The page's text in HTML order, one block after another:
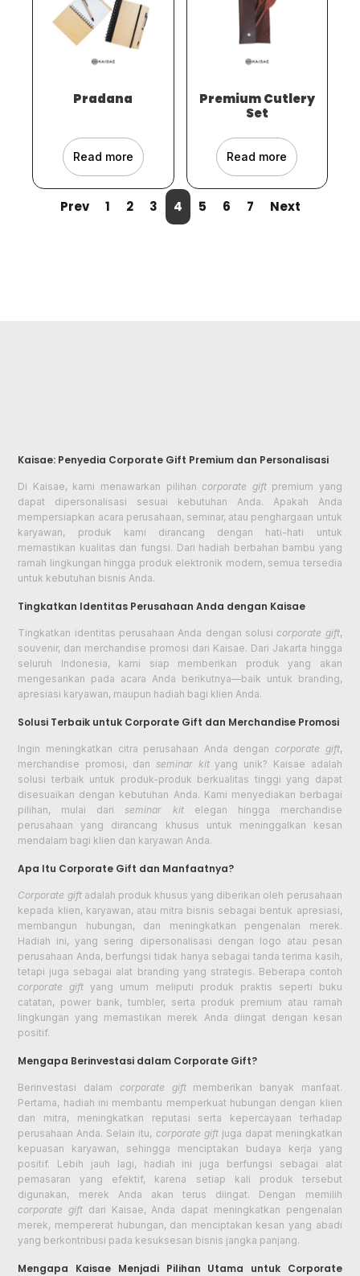
Pradana
Read more
Premium Cutlery
Set
Read more
Prev 1 2 3 4 5 6 7 Next
Kaisae: Penyedia Corporate Gift Premium dan Personalisasi
Di Kaisae, kami menawarkan pilihancorporate giftpremium yang
dapat dipersonalisasi sesuai kebutuhan Anda. Apakah Anda
mempersiapkan acara perusahaan, seminar, atau penghargaan untuk
karyawan, produk kami dirancang dengan hati-hati untuk
memastikan kualitas dan fungsi. Dari hadiah berbahan bambu yang
ramah lingkungan hingga produk elektronik modern, semua tersedia
untuk kebutuhan bisnis Anda.
Tingkatkan Identitas Perusahaan Anda dengan Kaisae
Tingkatkan identitas perusahaan Anda dengan solusicorporate gift,
souvenir, dan merchandise promosi dari Kaisae. Dari Jakarta hingga
seluruh Indonesia, kami siap memberikan produk yang akan
mengesankan pada acara Anda berikutnya—baik untuk branding,
apresiasi karyawan, maupun hadiah bagi klien Anda.
Solusi Terbaik untuk Corporate Gift dan Merchandise Promosi
Ingin meningkatkan citra perusahaan Anda dengancorporate gift,
merchandise promosi, dan seminar kityang unik? Kaisae adalah
solusi terbaik untuk produk-produk berkualitas tinggi yang dapat
disesuaikan dengan kebutuhan Anda. Kami menyediakan berbagai
pilihan, mulai dariseminar kitelegan hingga merchandise
perusahaan yang dirancang khusus untuk meninggalkan kesan
mendalam bagi klien dan karyawan Anda.
Apa Itu Corporate Gift dan Manfaatnya?
Corporate giftadalah produk khusus yang diberikan oleh perusahaan
kepada klien, karyawan, atau mitra bisnis sebagai bentuk apresiasi,
membangun hubungan, dan meningkatkan pengenalan merek.
Hadiah ini, yang sering dipersonalisasi dengan logo atau pesan
perusahaan Anda, berfungsi tidak hanya sebagai tanda terima kasih,
tetapi juga sebagai alat branding yang strategis. Beberapa contoh
corporate gift yang umum meliputi produk praktis seperti buku
catatan, power bank, tumbler, serta produk premium atau ramah
lingkungan yang memastikan merek Anda diingat dengan kesan
positif.
Mengapa Berinvestasi dalam Corporate Gift?
Berinvestasi dalam corporate giftmemberikan banyak manfaat.
Pertama, hadiah ini membantu memperkuat hubungan dengan klien
dan mitra, meningkatkan reputasi serta kepercayaan terhadap
perusahaan Anda. Selain itu, corporate giftjuga dapat meningkatkan
kepuasan karyawan, sehingga menciptakan budaya kerja yang
positif. Lebih jauh lagi, hadiah ini juga berfungsi sebagai alat
pemasaran yang efektif, karena setiap kali produk tersebut
digunakan, merek Anda akan terus diingat. Dengan memilih
corporate gift dari Kaisae, Anda dapat meningkatkan pengenalan
merek, mempererat hubungan, dan menciptakan kesan yang abadi
yang berkontribusi pada kesuksesan bisnis jangka panjang.
Mengapa Kaisae Menjadi Pilihan Utama untuk Corporate